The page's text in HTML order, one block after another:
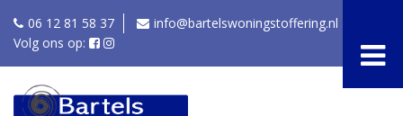
06 12 81 58 37
info@bartelswoningstoffering.nl
Volg ons op: